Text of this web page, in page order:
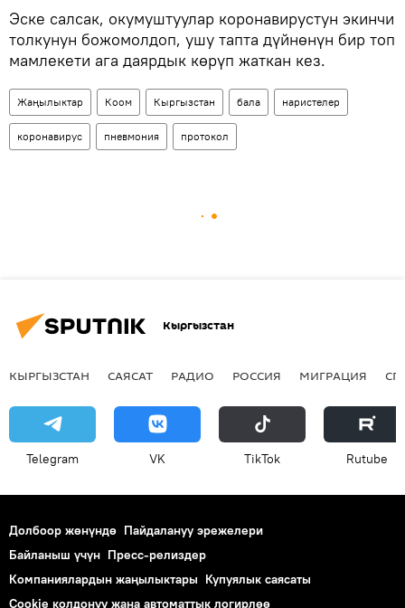
Эске салсак, окумуштуулар коронавирустун экинчи
толкунун божомолдоп, ушу тапта дүйнөнүн бир топ
мамлекети ага даярдык көрүп жаткан кез.
Жаңылыктар Коом Кыргызстан бала наристелер
коронавирус пневмония протокол
Кыргызстан
КЫРГЫЗСТАН САЯСАТ РАДИО РОССИЯ МИГРАЦИЯ
Telegram VK ТikТоk Rutube
Долбоор жөнүндө Пайдалануу эрежелери
Байланыш үчүн Пресс-релиздер
Компаниялардын жаңылыктары Купуялык саясаты
Cookie колдонуу жана автоматтык логирлөө